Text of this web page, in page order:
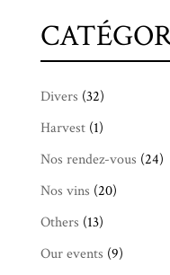
Divers (32)
Harvest(1)
Nos rendez-vous (24)
Nos vins (20)
Others (13)
Our events (9)